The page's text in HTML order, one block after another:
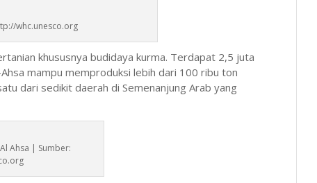
whc.unesco.org
khususnya budidaya kurma. Terdapat 2,5 juta
mampu memproduksi lebih dari 100 ribu ton
dari sedikit daerah di Semenanjung Arab yang
Ahsa | Sumber: